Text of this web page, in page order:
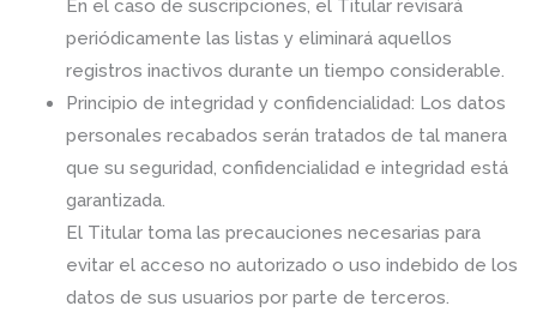
En el caso de suscripciones, el Titular revisará
periódicamente las listas y eliminará aquellos
registros inactivos durante un tiempo considerable.
Principio de integridad y confidencialidad: Los datos
personales recabados serán tratados de tal manera
que su seguridad, confidencialidad e integridad está
garantizada.
El Titular toma las precauciones necesarias para
evitar el acceso no autorizado o uso indebido de los
datos de sus usuarios por parte de terceros.